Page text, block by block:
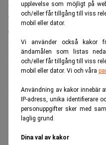
upplevelse som möjligt på
och/eller får tillgång till viss
mobil eller dator.
Vi använder också kakor
ändamålen som listas
och/eller får tillgång till viss
mobil eller dator. Vi och våra
Användning av kakor innebär
IP-adress, unika identifierare
personuppgifter sker med
laglig grund.
Dina val av kakor
olika fonder utifrån ett
enda fonden som inte är
Detta är naturligtvis
konsumentperspektiv.
Med de förändringar som
aviserat av
spararna att få en
mindre hållbart
Hållbarhetsutvecklingen på